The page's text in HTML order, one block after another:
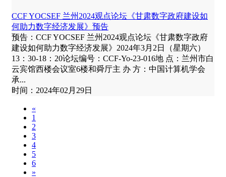
CCF YOCSEF 兰州2024观点论坛《甘肃数字政府建设如
何助力数字经济发展》预告
预告：CCF YOCSEF 兰州2024观点论坛《甘肃数字政府
建设如何助力数字经济发展》2024年3月2日（星期六）
13：30-18：20论坛编号：CCF-Yo-23-016地 点：兰州市白
云宾馆西楼会议室6楼和舜厅主 办 方：中国计算机学会
承...
时间：2024年02月29日
«
1
2
3
4
5
6
»